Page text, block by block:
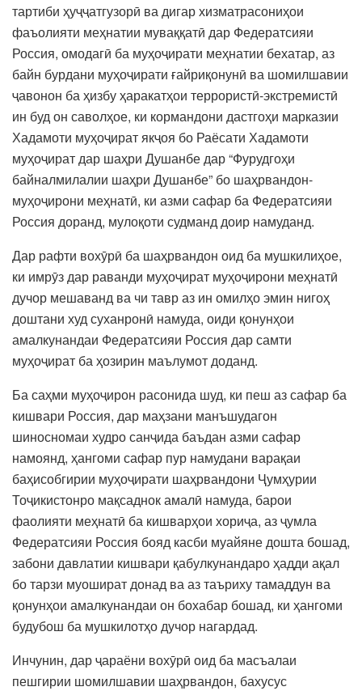
тартиби ҳуҷҷатгузорӣ ва дигар хизматрасониҳои
фаъолияти меҳнатии муваққатӣ дар Федератсияи
Россия, омодагӣ ба муҳоҷирати меҳнатии бехатар, аз
байн бурдани муҳоҷирати ғайриқонунӣ ва шомилшавии
ҷавонон ба ҳизбу ҳаракатҳои террористӣ-экстремистӣ
ин буд он саволҳое, ки кормандони дастгоҳи марказии
Хадамоти муҳоҷират якҷоя бо Раёсати Хадамоти
муҳоҷират дар шаҳри Душанбе дар “Фурудгоҳи
байналмилалии шаҳри Душанбе” бо шаҳрвандон-
муҳоҷирони меҳнатӣ, ки азми сафар ба Федератсияи
Россия доранд, мулоқоти судманд доир намуданд.
Дар рафти вохӯрӣ ба шаҳрвандон оид ба мушкилиҳое,
ки имрӯз дар раванди муҳоҷират муҳоҷирони меҳнатӣ
дучор мешаванд ва чи тавр аз ин омилҳо эмин нигоҳ
доштани худ суханронӣ намуда, оиди қонунҳои
амалкунандаи Федератсияи Россия дар самти
муҳоҷират ба ҳозирин маълумот доданд.
Ба саҳми муҳоҷирон расонида шуд, ки пеш аз сафар ба
кишвари Россия, дар маҳзани манъшудагон
шиносномаи худро санҷида баъдан азми сафар
намоянд, ҳангоми сафар пур намудани варақаи
баҳисобгирии муҳоҷирати шаҳрвандони Ҷумҳурии
Тоҷикистонро мақсаднок амалӣ намуда, барои
фаолияти меҳнатӣ ба кишварҳои хориҷа, аз ҷумла
Федератсияи Россия бояд касби муайяне дошта бошад,
забони давлатии кишвари қабулкунандаро ҳадди ақал
бо тарзи муошират донад ва аз таъриху тамаддун ва
қонунҳои амалкунандаи он бохабар бошад, ки ҳангоми
будубош ба мушкилотҳо дучор нагардад.
Инчунин, дар ҷараёни вохӯрӣ оид ба масъалаи
пешгирии шомилшавии шаҳрвандон, бахусус